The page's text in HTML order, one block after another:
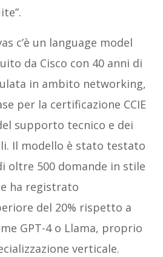
c’è un language model
da Cisco con 40 anni di
in ambito networking,
per la certificazione CCIE
supporto tecnico e dei
Il modello è stato testato
oltre 500 domande in stile
ha registrato
del 20% rispetto a
GPT-4 o Llama, proprio
verticale.